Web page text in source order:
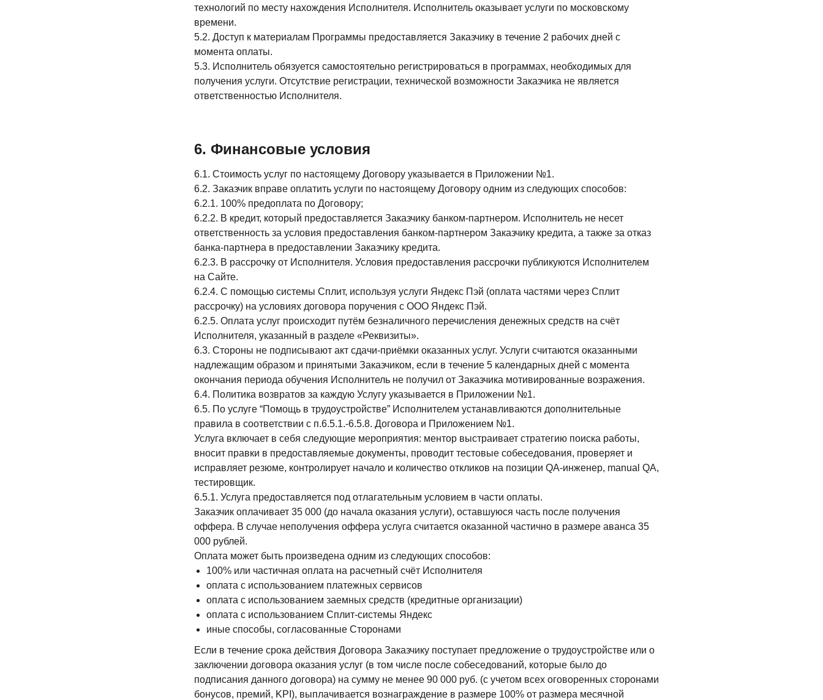
технологий по месту нахождения Исполнителя. Исполнитель оказывает услуги по московскому
времени.
5.2. Доступ к материалам Программы предоставляется Заказчику в течение 2 рабочих дней с
момента оплаты.
5.3. Исполнитель обязуется самостоятельно регистрироваться в программах, необходимых для
получения услуги. Отсутствие регистрации, технической возможности Заказчика не является
ответственностью Исполнителя.
6. Финансовые условия
6.1. Стоимость услуг по настоящему Договору указывается в Приложении №1.
6.2. Заказчик вправе оплатить услуги по настоящему Договору одним из следующих способов:
6.2.1. 100% предоплата по Договору;
6.2.2. В кредит, который предоставляется Заказчику банком-партнером. Исполнитель не несет
ответственность за условия предоставления банком-партнером Заказчику кредита, а также за отказ
банка-партнера в предоставлении Заказчику кредита.
6.2.3. В рассрочку от Исполнителя. Условия предоставления рассрочки публикуются Исполнителем
на Сайте.
6.2.4. С помощью системы Сплит, используя услуги Яндекс Пэй (оплата частями через Сплит
рассрочку) на условиях договора поручения с ООО Яндекс Пэй.
6.2.5. Оплата услуг происходит путём безналичного перечисления денежных средств на счёт
Исполнителя, указанный в разделе «Реквизиты».
6.3. Стороны не подписывают акт сдачи-приёмки оказанных услуг. Услуги считаются оказанными
надлежащим образом и принятыми Заказчиком, если в течение 5 календарных дней с момента
окончания периода обучения Исполнитель не получил от Заказчика мотивированные возражения.
6.4. Политика возвратов за каждую Услугу указывается в Приложении №1.
6.5. По услуге “Помощь в трудоустройстве” Исполнителем устанавливаются дополнительные
правила в соответствии с п.6.5.1.-6.5.8. Договора и Приложением №1.
Услуга включает в себя следующие мероприятия: ментор выстраивает стратегию поиска работы,
вносит правки в предоставляемые документы, проводит тестовые собеседования, проверяет и
исправляет резюме, контролирует начало и количество откликов на позиции QA-инженер, manual QA,
тестировщик.
6.5.1. Услуга предоставляется под отлагательным условием в части оплаты.
Заказчик оплачивает 35 000 (до начала оказания услуги), оставшуюся часть после получения
оффера. В случае неполучения оффера услуга считается оказанной частично в размере аванса 35
000 рублей.
Оплата может быть произведена одним из следующих способов:
100% или частичная оплата на расчетный счёт Исполнителя
оплата с использованием платежных сервисов
оплата с использованием заемных средств (кредитные организации)
оплата с использованием Сплит-системы Яндекс
иные способы, согласованные Сторонами
Если в течение срока действия Договора Заказчику поступает предложение о трудоустройстве или о
заключении договора оказания услуг (в том числе после собеседований, которые было до
подписания данного договора) на сумму не менее 90 000 руб. (с учетом всех оговоренных сторонами
бонусов, премий, KPI), выплачивается вознаграждение в размере 100% от размера месячной